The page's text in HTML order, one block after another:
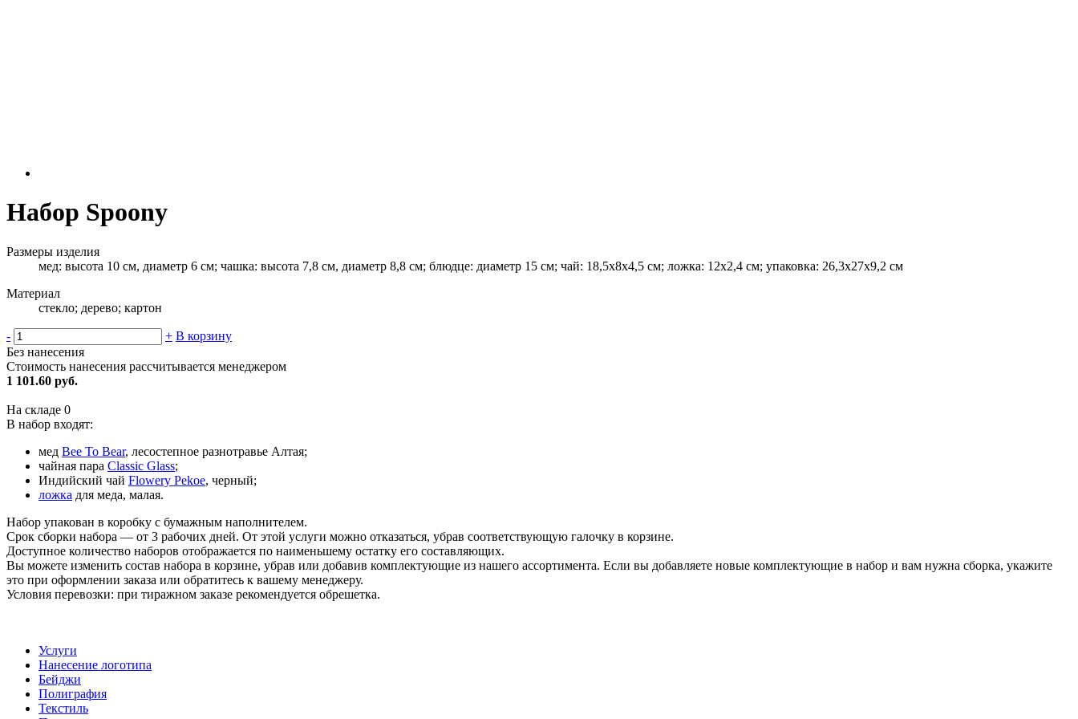
Набор Spoony
Размеры изделия
мед: высота 10 см, диаметр 6 см; чашка: высота 7,8 см, диаметр 8,8 см; блюдце: диаметр 15 см; чай: 18,5x8x4,5 см; ложка: 12х2,4 см; упаковка: 26,3х27х9,2 см
Материал
стекло; дерево; картон
- + В корзину
Без нанесения
Стоимость нанесения рассчитывается менеджером
1 101.60 руб.
На складе 0
В набор входят:
мед Bee To Bear, лесостепное разнотравье Алтая;
чайная пара Classic Glass;
Индийский чай Flowery Pekoe, черный;
ложка для меда, малая.
Набор упакован в коробку с бумажным наполнителем.
Срок сборки набора — от 3 рабочих дней. От этой услуги можно отказаться, убрав соответствующую галочку в корзине.
Доступное количество наборов отображается по наименьшему остатку его составляющих.
Вы можете изменить состав набора в корзине, убрав или добавив комплектующие из нашего ассортимента. Если вы добавляете новые комплектующие в набор и вам нужна сборка, укажите
это при оформлении заказа или обратитесь к вашему менеджеру.
Условия перевозки: при тиражном заказе рекомендуется обрешетка.
Услуги
Нанесение логотипа
Бейджи
Полиграфия
Текстиль